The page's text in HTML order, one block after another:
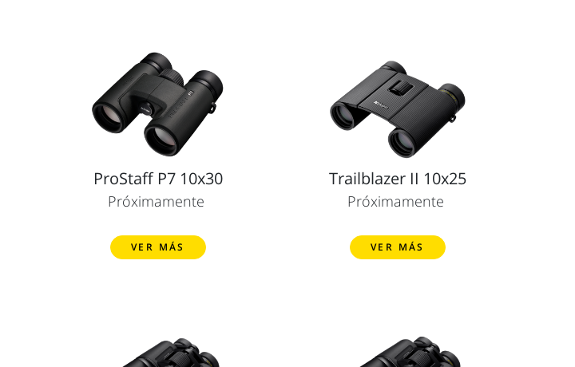
ProStaff P7 10x30
Próximamente
VER MÁS
Trailblazer II 10x25
Próximamente
VER MÁS